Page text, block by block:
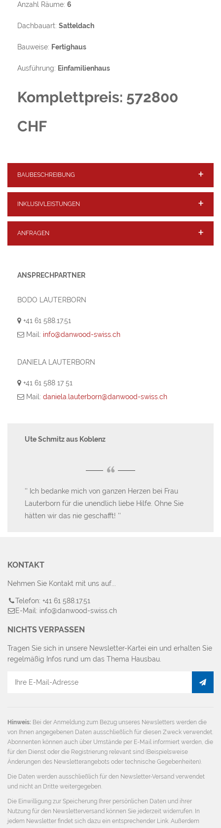
Anzahl Räume: 6
Dachbauart: Satteldach
Bauweise: Fertighaus
Ausführung: Einfamilienhaus
Komplettpreis: 572800
CHF
BAUBESCHREIBUNG
INKLUSIVLEISTUNGEN
ANFRAGEN
ANSPRECHPARTNER
BODO LAUTERBORN
+41 61 588.17.51
Mail: info@danwood-swiss.ch
DANIELA LAUTERBORN
+41 61 588 17 51
Mail: daniela.lauterborn@danwood-swiss.ch
Ute Schmitz aus Koblenz
“
Ich bedanke mich von ganzen Herzen bei Frau
Lauterborn für die unendlich liebe Hilfe. Ohne Sie
hätten wir das nie geschafft!
KONTAKT
Nehmen Sie Kontakt mit uns auf...
Telefon: +41 61 588.17.51
E-Mail: info@danwood-swiss.ch
NICHTS VERPASSEN
Tragen Sie sich in unsere Newsletter-Kartei ein und erhalten Sie
regelmäßig Infos rund um das Thema Hausbau.
Hinweis: Bei der Anmeldung zum Bezug unseres Newsletters werden die
von Ihnen angegebenen Daten ausschließlich für diesen Zweck verwendet.
Abonnenten können auch über Umstände per E-Mail informiert werden, die
für den Dienst oder die Registrierung relevant sind (Beispielsweise
Änderungen des Newsletterangebots oder technische Gegebenheiten).
Die Daten werden ausschließlich für den Newsletter-Versand verwendet
und nicht an Dritte weitergegeben.
Die Einwilligung zur Speicherung Ihrer persönlichen Daten und ihrer
Nutzung für den Newsletterversand können Sie jederzeit widerrufen. In
jedem Newsletter findet sich dazu ein entsprechender Link. Außerdem